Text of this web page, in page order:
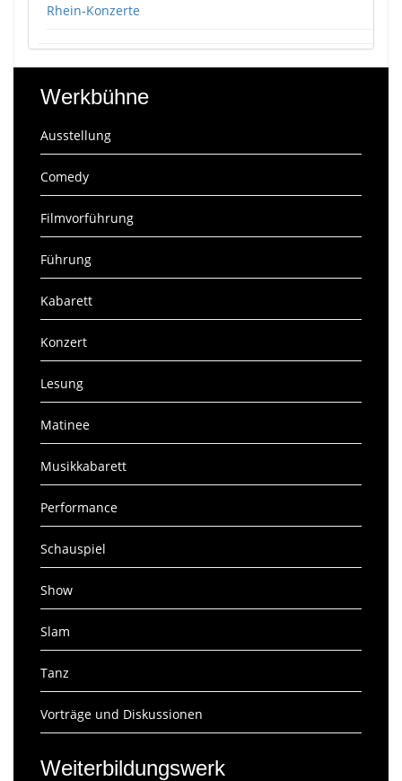
Rhein-Konzerte
Werkbühne
Ausstellung
Comedy
Filmvorführung
Führung
Kabarett
Konzert
Lesung
Matinee
Musikkabarett
Performance
Schauspiel
Show
Slam
Tanz
Vorträge und Diskussionen
Weiterbildungswerk